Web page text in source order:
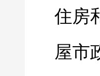
住房
屋市